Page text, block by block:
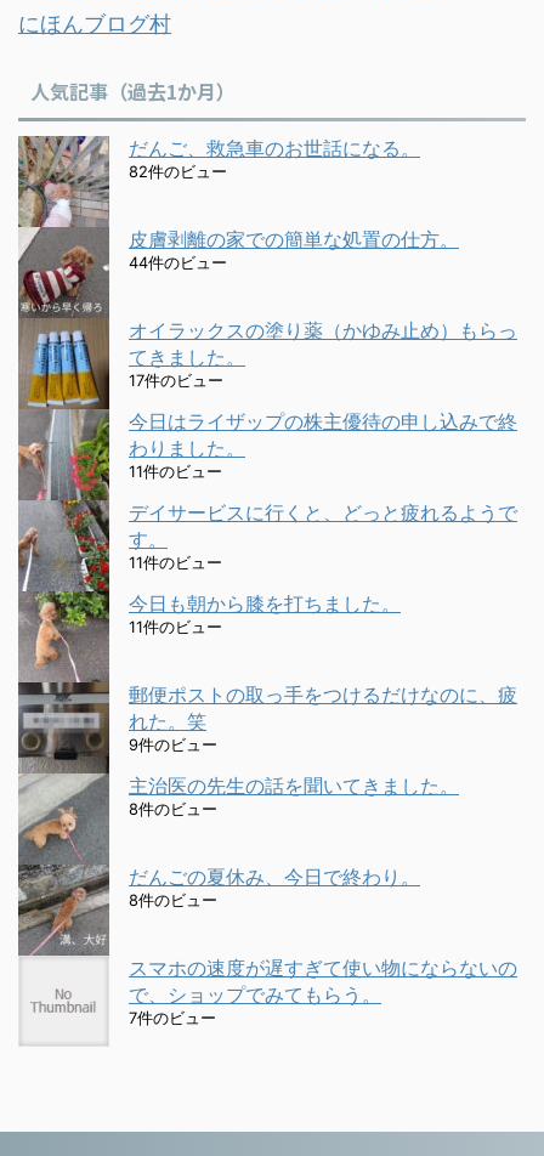
にほんブログ村
人気記事（過去1か月）
だんご、救急車のお世話になる。
82件のビュー
皮膚剥離の家での簡単な処置の仕方。
44件のビュー
オイラックスの塗り薬（かゆみ止め）もらっ
てきました。
17件のビュー
今日はライザップの株主優待の申し込みで終
わりました。
11件のビュー
デイサービスに行くと、どっと疲れるようで
す。
11件のビュー
今日も朝から膝を打ちました。
11件のビュー
郵便ポストの取っ手をつけるだけなのに、疲
れた。笑
9件のビュー
主治医の先生の話を聞いてきました。
8件のビュー
だんごの夏休み、今日で終わり。
8件のビュー
スマホの速度が遅すぎて使い物にならないの
で、ショップでみてもらう。
7件のビュー